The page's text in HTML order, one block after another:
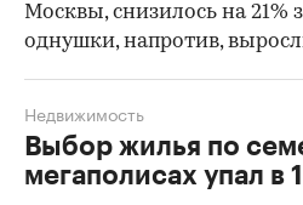
Москвы, снизилось на 21%
однушки, напротив,
Выбор жилья по
мегаполисах упал в
Недвижимость